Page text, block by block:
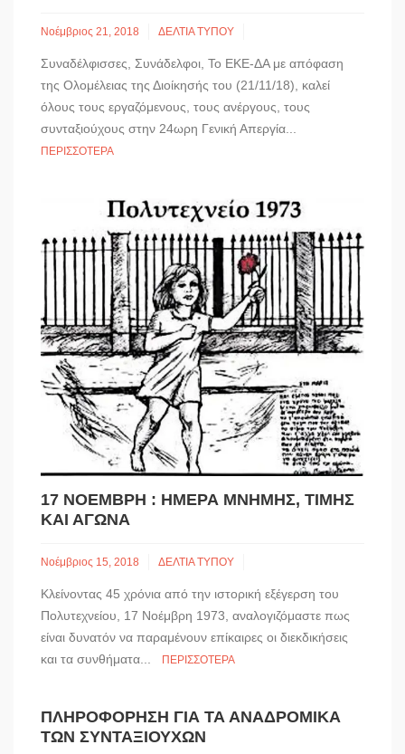
Νοέμβριος 21, 2018 ΔΕΛΤΙΑ ΤΥΠΟΥ
Συναδέλφισσες, Συνάδελφοι, Το ΕΚΕ-ΔΑ με απόφαση
της Ολομέλειας της Διοίκησής του (21/11/18), καλεί
όλους τους εργαζόμενους, τους ανέργους, τους
συνταξιούχους στην 24ωρη Γενική Απεργία...
ΠΕΡΙΣΣΌΤΕΡΑ
17 ΝΟΈΜΒΡΗ : ΗΜΈΡΑ ΜΝΉΜΗΣ, ΤΙΜΉΣ
ΚΑΙ ΑΓΏΝΑ
Νοέμβριος 15, 2018 ΔΕΛΤΙΑ ΤΥΠΟΥ
Κλείνοντας 45 χρόνια από την ιστορική εξέγερση του
Πολυτεχνείου, 17 Νοέμβρη 1973, αναλογιζόμαστε πως
είναι δυνατόν να παραμένουν επίκαιρες οι διεκδικήσεις
και τα συνθήματα...
ΠΕΡΙΣΣΌΤΕΡΑ
ΠΛΗΡΟΦΌΡΗΣΗ ΓΙΑ ΤΑ ΑΝΑΔΡΟΜΙΚΆ
ΤΩΝ ΣΥΝΤΑΞΙΟΎΧΩΝ